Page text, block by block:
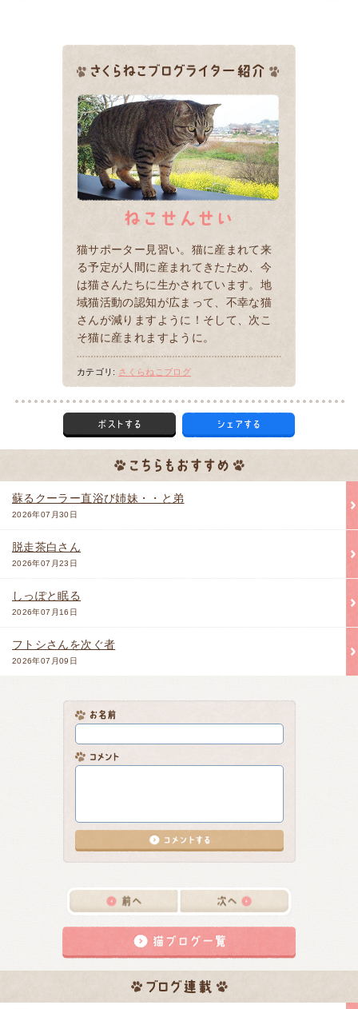
猫サポーター見習い。猫に産まれて来
る予定が人間に産まれてきたため、今
は猫さんたちに生かされています。地
域猫活動の認知が広まって、不幸な猫
さんが減りますように！そして、次こ
そ猫に産まれますように。
カテゴリ: さくらねこブログ
蘇るクーラー直浴び姉妹・・と弟
2026年07月30日
脱走茶白さん
2026年07月23日
しっぽと眠る
2026年07月16日
フトシさんを次ぐ者
2026年07月09日